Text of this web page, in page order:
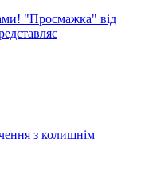
"Просмажка" від
з колишнім